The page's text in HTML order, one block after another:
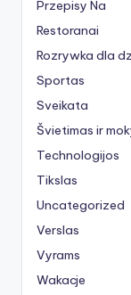
Przepisy Na
Restoranai
Rozrywka dla
Sportas
Sveikata
Švietimas ir
Technologijos
Tikslas
Uncategorized
Verslas
Vyrams
Wakacje